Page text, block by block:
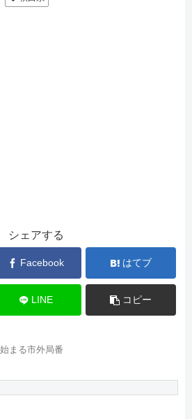
シェアする
Facebook はてブ
LINE コピー
まる市外局番